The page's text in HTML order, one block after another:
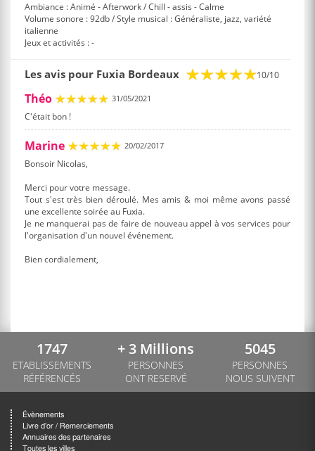
Ambiance : Animé - Afterwork / Chill - assis - Calme
Volume sonore : 92db / Style musical : Généraliste, jazz, variété
italienne
Jeux et activités : -
Les avis pour Fuxia Bordeaux 10/10
Théo 31/05/2021
C'était bon !
Marine 20/02/2017
Bonsoir Nicolas,
Merci pour votre message.
Tout s'est très bien déroulé. Mes amis & moi même avons passé
une excellente soirée au Fuxia.
Je ne manquerai pas de faire de nouveau appel à vos services pour
l'organisation d'un nouvel événement.
Bien cordialement,
1747
ETABLISSEMENTS
RÉFÉRENCÉS
+ 3 Millions
PERSONNES
ONT RESERVÉ
5045
PERSONNES
NOUS SUIVENT
Évènements
Livre d'or / Remerciements
Annuaires des partenaires
Toutes les villes